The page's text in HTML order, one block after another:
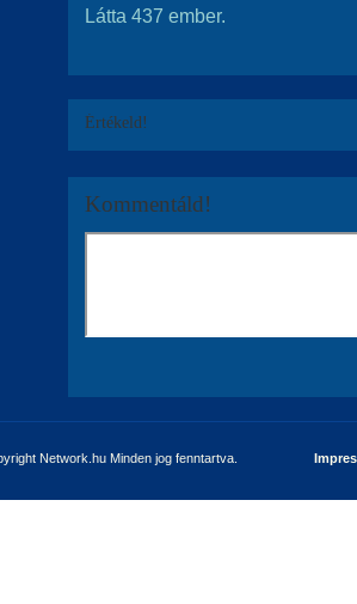
Látta 437 ember.
Értékeld!
Kommentáld!
Network.hu Minden jog fenntartva.